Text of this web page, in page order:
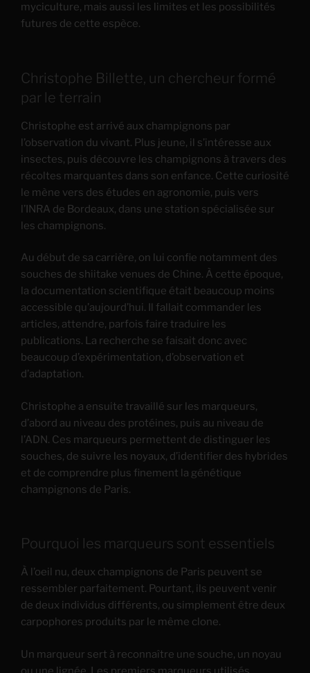
myciculture, mais aussi les limites et les possibilités
futures de cette espèce.
Christophe Billette, un chercheur formé
par le terrain
Christophe est arrivé aux champignons par
l’observation du vivant. Plus jeune, il s’intéresse aux
insectes, puis découvre les champignons à travers des
récoltes marquantes dans son enfance. Cette curiosité
le mène vers des études en agronomie, puis vers
l’INRA de Bordeaux, dans une station spécialisée sur
les champignons.
Au début de sa carrière, on lui confie notamment des
souches de shiitake venues de Chine. À cette époque,
la documentation scientifique était beaucoup moins
accessible qu’aujourd’hui. Il fallait commander les
articles, attendre, parfois faire traduire les
publications. La recherche se faisait donc avec
beaucoup d’expérimentation, d’observation et
d’adaptation.
Christophe a ensuite travaillé sur les marqueurs,
d’abord au niveau des protéines, puis au niveau de
l’ADN. Ces marqueurs permettent de distinguer les
souches, de suivre les noyaux, d’identifier des hybrides
et de comprendre plus finement la génétique
champignons de Paris.
Pourquoi les marqueurs sont essentiels
À l’oeil nu, deux champignons de Paris peuvent se
ressembler parfaitement. Pourtant, ils peuvent venir
de deux individus différents, ou simplement être deux
carpophores produits par le même clone.
Un marqueur sert à reconnaître une souche, un noyau